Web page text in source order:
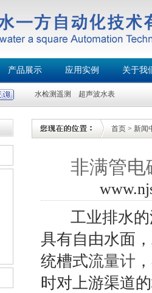
产品展示 应用实例 关于我
水检测遥测 超声波水表
首页 > 新闻
非满管电
工业排水的
具有自由水面
统槽式流量计
时对上游渠道